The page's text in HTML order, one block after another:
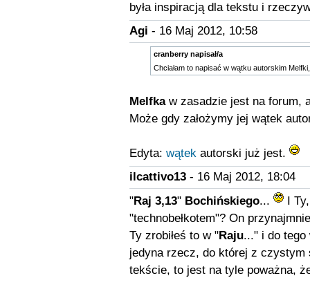
była inspiracją dla tekstu i
Agi - 16 Maj 2012, 10:58
cranberry napisał/a
Chciałam to napisać w wątku autorskim
Melfkaw zasadzie jest na forum,
Może gdy założymy jej wątek
Edyta: wątekautorski już jest.
ilcattivo13- 16 Maj 2012, 18:04
"Raj 3,13" Bochińskiego...
I
"technobełkotem"? On
Ty zrobiłeś to w "Raju..." i do tego
jedyna rzecz, do której z czystym
tekście, to jest na tyle poważna,